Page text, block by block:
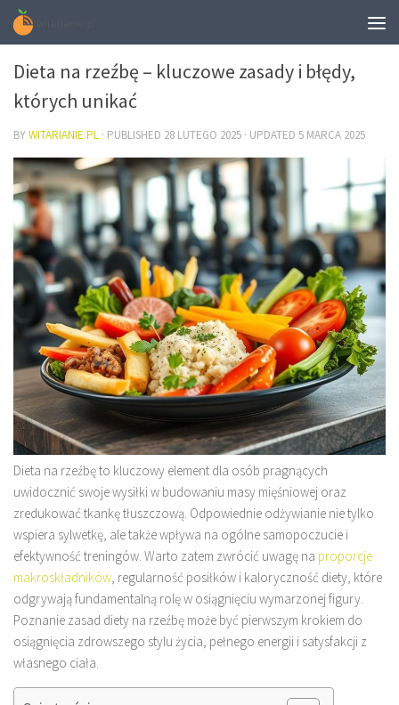
DIETA
Dieta na rzeźbę – kluczowe zasady i błędy,
których unikać
BYWITARIANIE.PL · PUBLISHED 28 LUTEGO 2025 · UPDATED 5 MARCA 2025
Dieta na rzeźbę to kluczowy element dla osób pragnących
uwidocznić swoje wysiłki w budowaniu masy mięśniowej oraz
zredukować tkankę tłuszczową. Odpowiednie odżywianie nie tylko
wspiera sylwetkę, ale także wpływa na ogólne samopoczucie i
efektywność treningów. Warto zatem zwrócić uwagę na proporcje
makroskładników, regularność posiłków i kaloryczność diety, które
odgrywają fundamentalną rolę w osiągnięciu wymarzonej figury.
Poznanie zasad diety na rzeźbę może być pierwszym krokiem do
osiągnięcia zdrowszego stylu życia, pełnego energii i satysfakcji z
własnego ciała.